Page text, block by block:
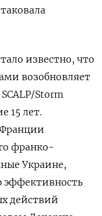
известно, что
возобновляет
Storm
15 лет.
франко-
Украине,
эффективность
действий